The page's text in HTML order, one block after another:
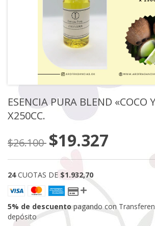
ESENCIA PURA BLEND «COCO
X250CC.
$26.100 $19.327
24 CUOTAS DE $1.932,70
5% de descuentopagando con
depósito